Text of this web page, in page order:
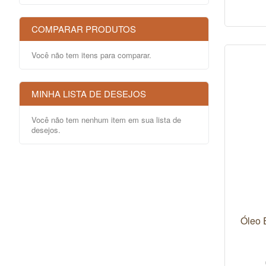
Óleo
COMPARAR PRODUTOS
Você não tem itens para comparar.
MINHA LISTA DE DESEJOS
Você não tem nenhum item em sua lista de
desejos.